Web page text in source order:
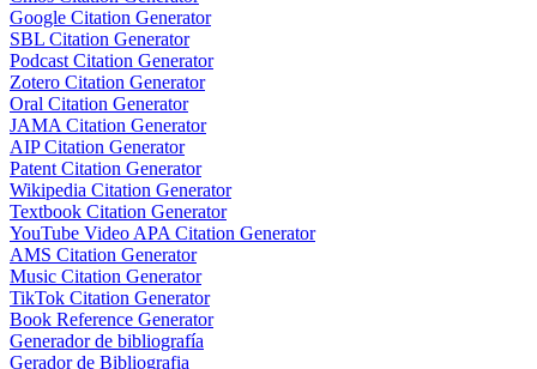
Google Citation Generator
SBL Citation Generator
Podcast Citation Generator
Zotero Citation Generator
Oral Citation Generator
JAMA Citation Generator
AIP Citation Generator
Patent Citation Generator
Wikipedia Citation Generator
Textbook Citation Generator
YouTube Video APA Citation Generator
AMS Citation Generator
Music Citation Generator
TikTok Citation Generator
Book Reference Generator
Generador de bibliografía
Gerador de Bibliografia